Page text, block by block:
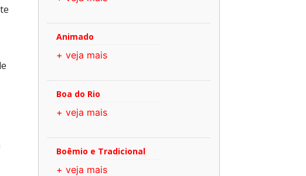
Animado
+ veja mais
Boa do Rio
+ veja mais
Boêmio e Tradicional
+ veja mais